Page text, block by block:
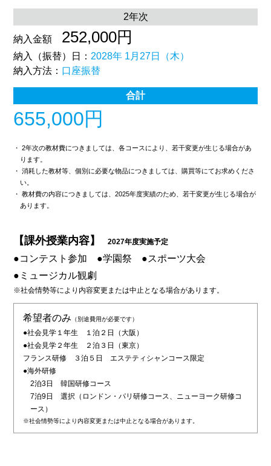
2年次
納入金額 252,000円
納入（振替）日： 2028年 1月27日（木）
納入方法： 口座振替
合計
655,000円
・ 2年次の教材費につきましては、各コースにより、若干変更が生じる場合があ
ります。
・ 消耗した教材等、個別に必要な物品につきましては、購買等にてお求めくださ
い。
・ 教材費の内容につきましては、2025年度実績のため、若干変更が生じる場合が
あります。
【課外授業内容】 2027年度実施予定
●コンテスト参加 ●学園祭
●スポーツ大会
●ミュージカル観劇
※社会情勢等により内容変更または中止となる場合があります。
希望者のみ （別途費用が必要です）
●社会見学１年生 １泊２日（大阪）
●社会見学２年生 ２泊３日（東京）
フランス研修 ３泊５日 エステティシャンコース限定
●海外研修
2泊3日 韓国研修コース
7泊9日 選択（ロンドン・パリ研修コース、ニューヨーク研修コ
ース）
※社会情勢等により内容変更または中止となる場合があります。